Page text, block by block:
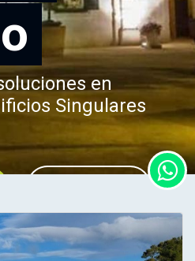
en
Singulares